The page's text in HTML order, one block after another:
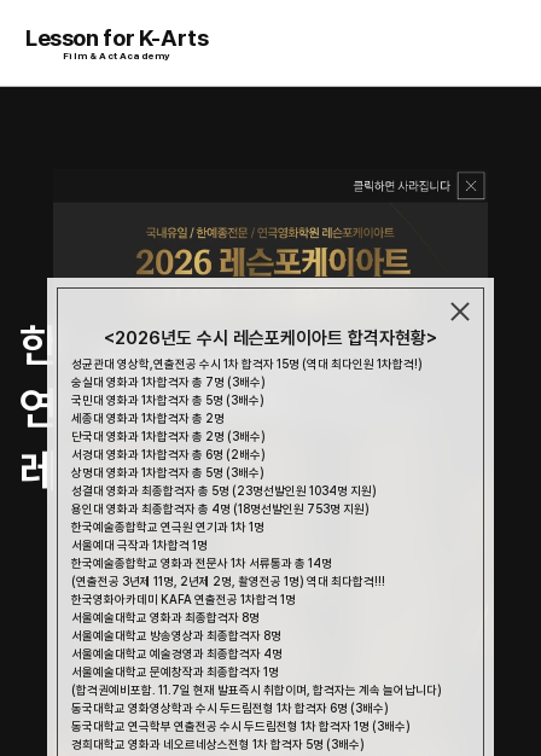
Lesson for K-Arts
Film & Act Academy
<2026년도 수시 레슨포케이아트 합격자현황>
성균관대 영상학,연출전공 수시 1차 합격자 15명 (역대 최다인원 1차합격!)
숭실대 영화과 1차합격자 총 7명 (3배수)
국민대 영화과 1차합격자 총 5명 (3배수)
세종대 영화과 1차합격자 총 2명
단국대 영화과 1차합격자 총 2명 (3배수)
서경대 영화과 1차합격자 총 6명 (2배수)
상명대 영화과 1차합격자 총 5명 (3배수)
성결대 영화과 최종합격자 총 5명 (23명선발인원 1034명 지원)
용인대 영화과 최종합격자 총 4명 (18명선발인원 753명 지원)
한국예술종합학교 연극원 연기과 1차 1명
서울예대 극작과 1차합격 1명
한국예술종합학교 영화과 전문사 1차 서류통과 총 14명
(연출전공 3년제 11명, 2년제 2명, 촬영전공 1명) 역대 최다합격!!!
한국영화아카데미 KAFA 연출전공 1차합격 1명
서울예술대학교 영화과 최종합격자 8명
서울예술대학교 방송영상과 최종합격자 8명
서울예술대학교 예술경영과 최종합격자 4명
서울예술대학교 문예창작과 최종합격자 1명
(합격권예비포함. 11.7일 현재 발표즉시 취합이며, 합격자는 계속 늘어납니다)
동국대학교 영화영상학과 수시 두드림전형 1차 합격자 6명 (3배수)
동국대학교 연극학부 연출전공 수시 두드림전형 1차 합격자 1명 (3배수)
경희대학교 영화과 네오르네상스전형 1차 합격자 5명 (3배수)
한예종 최다 합격
연극·영화 입시 전문 No.1
레슨포케이아트